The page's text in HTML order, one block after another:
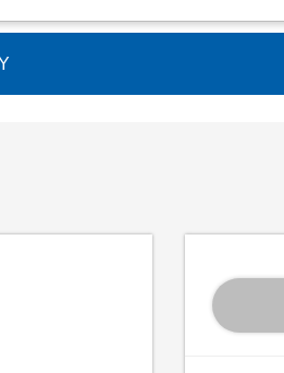
sieciami handlowymi rynku